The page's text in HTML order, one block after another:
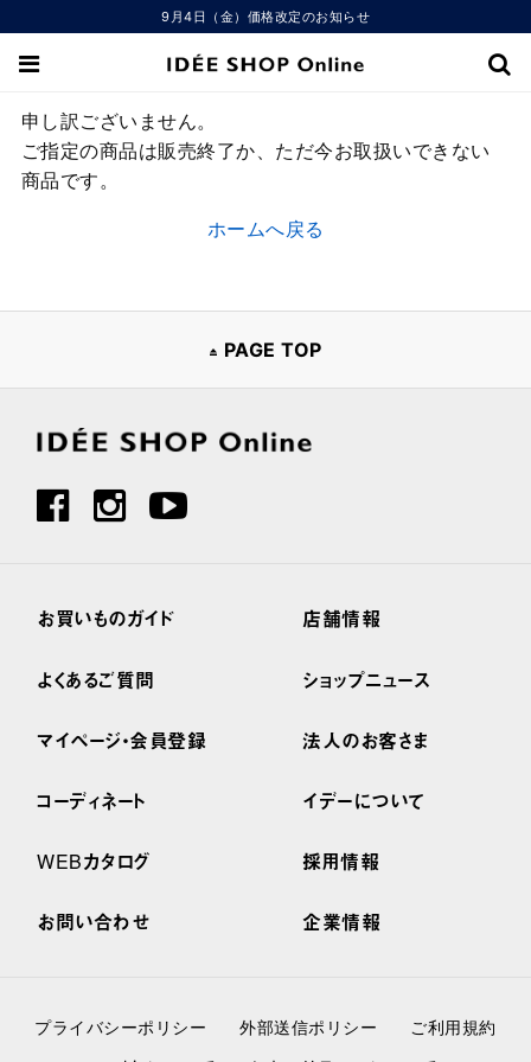
9月4日（金）価格改定のお知らせ
申し訳ございません。
ご指定の商品は販売終了か、ただ今お取扱いできない
商品です。
ホームへ戻る
PAGE TOP
お買いものガイド
よくあるご質問
マイページ・会員登録
コーディネート
WEBカタログ
お問い合わせ
店舗情報
ショップニュース
法人のお客さま
イデーについて
採用情報
企業情報
プライバシーポリシー 外部送信ポリシー
ご利用規約